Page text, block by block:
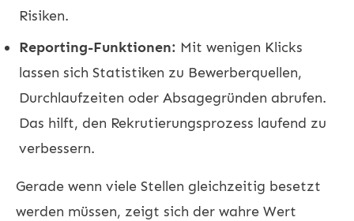
Risiken.
Reporting-Funktionen: Mit wenigen Klicks
lassen sich Statistiken zu Bewerberquellen,
Durchlaufzeiten oder Absagegründen abrufen.
Das hilft, den Rekrutierungsprozess laufend zu
verbessern.
Gerade wenn viele Stellen gleichzeitig besetzt
werden müssen, zeigt sich der wahre Wert